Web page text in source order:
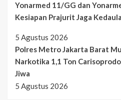
Yonarmed 11/GG dan
Kesiapan Prajurit Jaga
5 Agustus 2026
Polres Metro Jakarta Barat
Narkotika 1,1 Ton
Jiwa
5 Agustus 2026